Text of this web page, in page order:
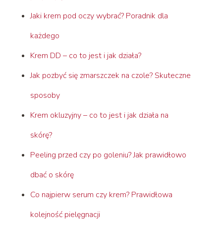
Jaki krem pod oczy wybrać? Poradnik dla
każdego
Krem DD – co to jest i jak działa?
Jak pozbyć się zmarszczek na czole? Skuteczne
sposoby
Krem okluzyjny – co to jest i jak działa na
skórę?
Peeling przed czy po goleniu? Jak prawidłowo
dbać o skórę
Co najpierw serum czy krem? Prawidłowa
kolejność pielęgnacji